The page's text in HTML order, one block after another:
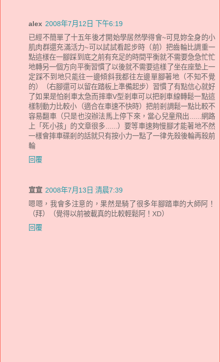
alex 2008年7月12日 下午6:19
已經不簡單了十五年後才開始學居然學得會~可見妳全身的小
肌肉群還充滿活力~可以試試看起步時（前）把齒輪比調重一
點這樣在一腳踩到底之前有充足的時間平衡就不需要急急忙忙
地轉另一個方向平衡習慣了以後就不需要這樣了坐在座墊上一
定踩不到地只能往一邊傾斜我都往左邊單腳著地（不知不覺
的）（右腳還可以留在踏板上準備起步）習慣了有點信心就好
了如果是怕剎車太急而摔車V型剎車可以把剎車線轉鬆一點這
樣制動力比較小（適合在車速不快時）把前剎調鬆一點比較不
容易翻車（只是也沒辦法馬上停下來，當心兒童飛出......網路
上「死小孩」的文章很多......）要等車速夠慢腳才能著地不然
一樣會摔車碟剎的話就只有按小力一點了一律先殺後輪再殺前
輪
回覆
宣宣 2008年7月13日 清晨7:39
嗯嗯，我會多注意的，果然是騎了很多年腳踏車的大師阿！
（拜）（覺得以前被載真的比較輕鬆阿！XD）
回覆